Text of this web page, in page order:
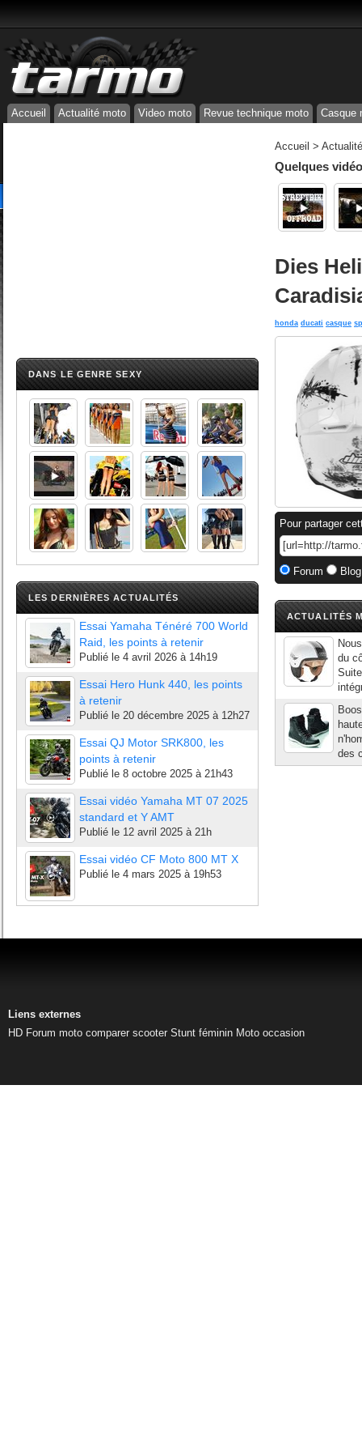
Accueil Actualité moto Video moto Revue technique moto Casque
DANS LE GENRE SEXY
LES DERNIÈRES ACTUALITÉS
Essai Yamaha Ténéré 700 World
Raid, les points à retenir
Publié le 4 avril 2026 à 14h19
Essai Hero Hunk 440, les points
à retenir
Publié le 20 décembre 2025 à 12h27
Essai QJ Motor SRK800, les
points à retenir
Publié le 8 octobre 2025 à 21h43
Essai vidéo Yamaha MT 07 2025
standard et Y AMT
Publié le 12 avril 2025 à 21h
Essai vidéo CF Moto 800 MT X
Publié le 4 mars 2025 à 19h53
Accueil >
Quelques
Dies
honda ducati casque
Pour partager
Forum
ACTUALITÉS
du
des
Liens externes
HD Forum moto comparer scooter Stunt féminin Moto occasion